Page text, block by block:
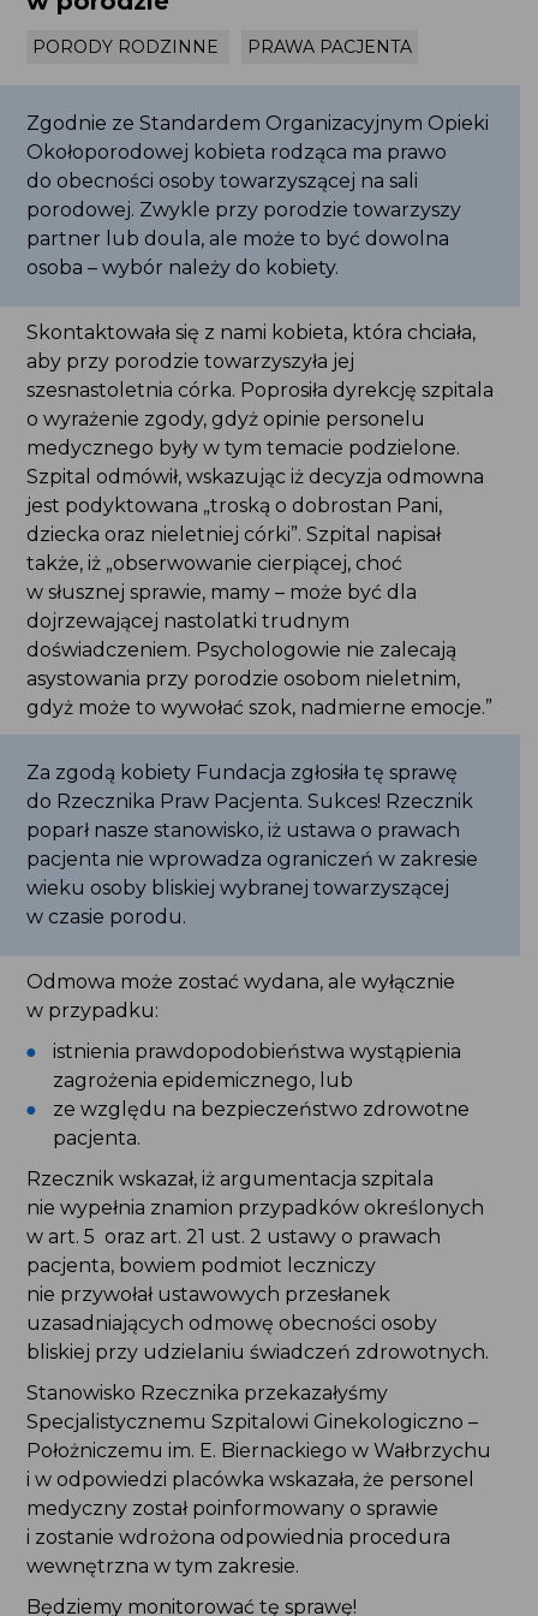
w porodzie
PORODY RODZINNE PRAWA PACJENTA
Zgodnie ze Standardem Organizacyjnym Opieki
Okołoporodowej kobieta rodząca ma prawo
do obecności osoby towarzyszącej na sali
porodowej. Zwykle przy porodzie towarzyszy
partner lub doula, ale może to być dowolna osoba
– wybór należy do kobiety.
Skontaktowała się z nami kobieta, która chciała,
aby przy porodzie towarzyszyła jej szesnastoletnia
córka. Poprosiła dyrekcję szpitala o wyrażenie
zgody, gdyż opinie personelu medycznego były
w tym temacie podzielone. Szpital odmówił,
wskazując iż decyzja odmowna jest podyktowana
„troską o dobrostan Pani, dziecka oraz nieletniej
córki”. Szpital napisał także, iż „obserwowanie
cierpiącej, choć w słusznej sprawie, mamy – może
być dla dojrzewającej nastolatki trudnym
doświadczeniem. Psychologowie nie zalecają
asystowania przy porodzie osobom nieletnim,
gdyż może to wywołać szok, nadmierne emocje.”
do Rzecznika Praw Pacjenta. Sukces! Rzecznik
poparł nasze stanowisko, iż ustawa o prawach
pacjenta nie wprowadza ograniczeń w zakresie
wieku osoby bliskiej wybranej towarzyszącej
w czasie porodu.
w przypadku:
zagrożenia epidemicznego, lub
ze względu na bezpieczeństwo zdrowotne
pacjenta.
nie wypełnia znamion przypadków określonych
w art. 5 oraz art. 21 ust. 2 ustawy o prawach
pacjenta, bowiem podmiot leczniczy nie przywołał
ustawowych przesłanek uzasadniających
odmowę obecności osoby bliskiej przy udzielaniu
świadczeń zdrowotnych.
Specjalistycznemu Szpitalowi Ginekologiczno –
Położniczemu im. E. Biernackiego w Wałbrzychu
i w odpowiedzi placówka wskazała, że personel
medyczny został poinformowany o sprawie
i zostanie wdrożona odpowiednia procedura
wewnętrzna w tym zakresie.